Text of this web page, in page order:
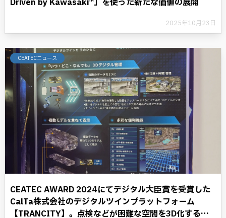
2025年10月23日
CEATECニュース
CEATEC AWARD 2024にてデジタル大臣賞を受賞した
CalTa株式会社のデジタルツインプラットフォーム
【TRANCITY】。点検などが困難な空間を3D化するこ